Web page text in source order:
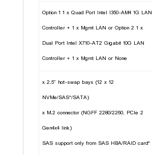
Option 1 1 x Quad Port Intel I350-AM4 1G LAN
Controller + 1 x Mgmt LAN or Option 2 1 x
Dual Port Intel X710-AT2 Gigabit 10G LAN
Controller + 1 x Mgmt LAN or None
12 x 2.5" hot-swap bays (12 x
NVMe/SAS*/SATA)
2 x M.2 connector (NGFF 2280/2260. PCIe
Gen4x4 link)
*SAS support only from SAS HBA/RAID card